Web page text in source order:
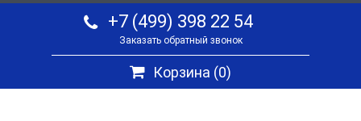
+7 (499) 398 22 54
Заказать обратный звонок
Корзина (0)